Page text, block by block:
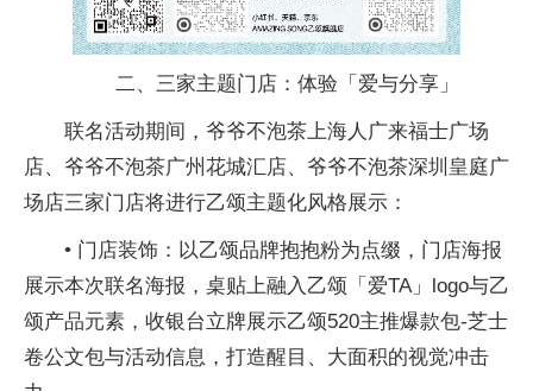
二、三家主题门店：体验「爱与分享」
联名活动期间，爷爷不泡茶上海人广来福士广场
店、爷爷不泡茶广州花城汇店、爷爷不泡茶深圳皇庭广
场店三家门店将进行乙颂主题化风格展示：
• 门店装饰：以乙颂品牌抱抱粉为点缀，门店海报
展示本次联名海报，桌贴上融入乙颂「爱TA」logo与乙
颂产品元素，收银台立牌展示乙颂520主推爆款包-芝士
卷公文包与活动信息，打造醒目、大面积的视觉冲击